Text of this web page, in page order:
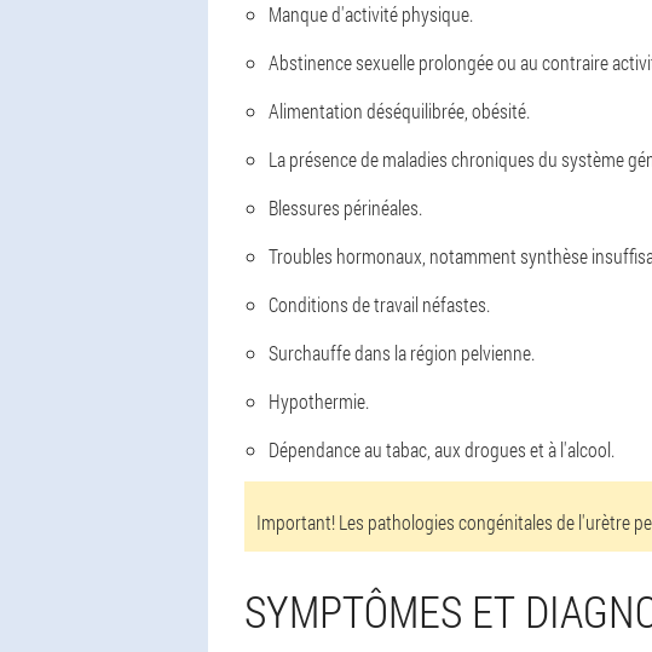
Manque d'activité physique.
Abstinence sexuelle prolongée ou au contraire
Alimentation déséquilibrée, obésité.
La présence de maladies chroniques du système
Blessures périnéales.
Troubles hormonaux, notamment synthèse
Conditions de travail néfastes.
Surchauffe dans la région pelvienne.
Hypothermie.
Dépendance au tabac, aux drogues et à l'alcool.
Important! Les pathologies congénitales de l'urètre
SYMPTÔMES ET